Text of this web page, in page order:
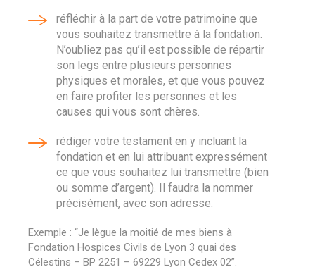
réfléchir à la part de votre patrimoine que
vous souhaitez transmettre à la fondation.
N’oubliez pas qu’il est possible de répartir
son legs entre plusieurs personnes
physiques et morales, et que vous pouvez
en faire profiter les personnes et les
causes qui vous sont chères.
rédiger votre testament en y incluant la
fondation et en lui attribuant expressément
ce que vous souhaitez lui transmettre (bien
ou somme d’argent). Il faudra la nommer
précisément, avec son adresse.
Exemple : “Je lègue la moitié de mes biens à
Fondation Hospices Civils de Lyon 3 quai des
Célestins – BP 2251 – 69229 Lyon Cedex 02”.